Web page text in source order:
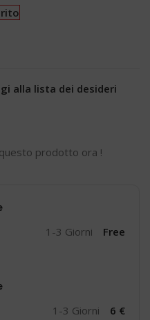
alla lista dei desideri
prodotto ora !
1-3 Giorni Free
1-3 Giorni 6 €